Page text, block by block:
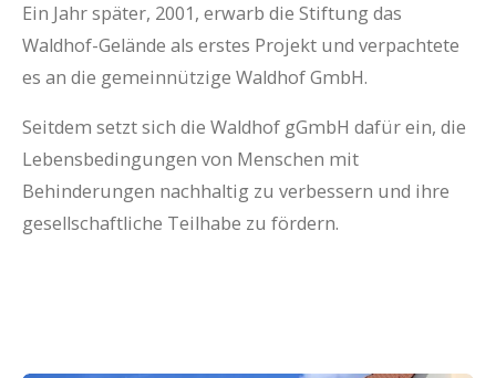
Ein Jahr später, 2001, erwarb die Stiftung das
Waldhof-Gelände als erstes Projekt und verpachtete
es an die gemeinnützige Waldhof GmbH.
Seitdem setzt sich die Waldhof gGmbH dafür ein, die
Lebensbedingungen von Menschen mit
Behinderungen nachhaltig zu verbessern und ihre
gesellschaftliche Teilhabe zu fördern.